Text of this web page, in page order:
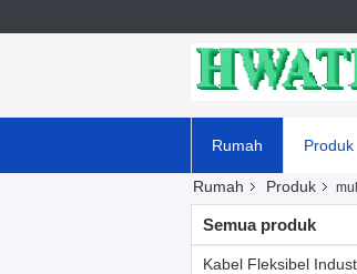
Rumah Produk
Rumah Produk
Semua produk
Kabel Fleksibel